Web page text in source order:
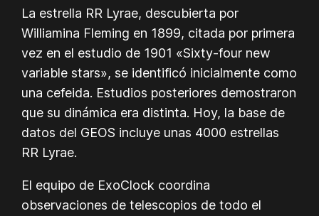
La estrella RR Lyrae, descubierta por
Williamina Fleming en 1899, citada por primera
vez en el estudio de 1901 «Sixty-four new
variable stars», se identificó inicialmente como
una cefeida. Estudios posteriores demostraron
que su dinámica era distinta. Hoy, la base de
datos del GEOS incluye unas 4000 estrellas
RR Lyrae.
El equipo de ExoClock coordina
observaciones de telescopios de todo el